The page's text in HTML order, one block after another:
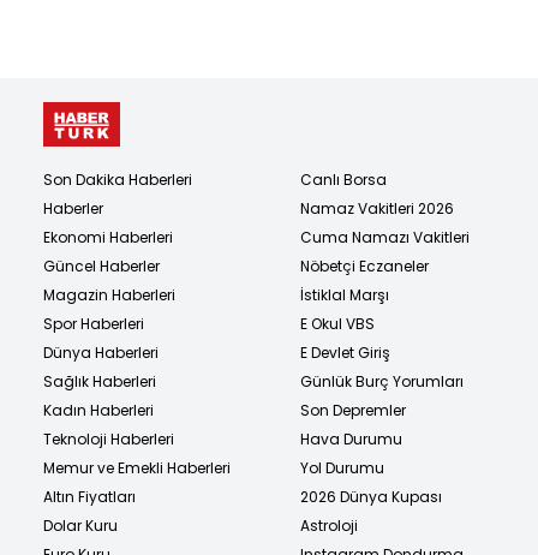
Son Dakika Haberleri
Haberler
Ekonomi Haberleri
Güncel Haberler
Magazin Haberleri
Spor Haberleri
Dünya Haberleri
Sağlık Haberleri
Kadın Haberleri
Teknoloji Haberleri
Memur ve Emekli Haberleri
Altın Fiyatları
Dolar Kuru
Canlı Borsa
Namaz Vakitleri 2026
Cuma Namazı Vakitleri
Nöbetçi Eczaneler
İstiklal Marşı
E Okul VBS
E Devlet Giriş
Günlük Burç Yorumları
Son Depremler
Hava Durumu
Yol Durumu
2026 Dünya Kupası
Astroloji